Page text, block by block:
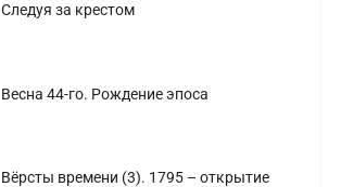
Следуя за крестом
Весна 44-го. Рождение эпоса
Вёрсты времени (3). 1795 – открытие